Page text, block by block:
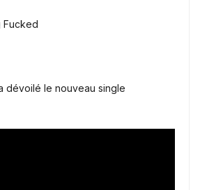
Fucked
dévoilé le nouveau single